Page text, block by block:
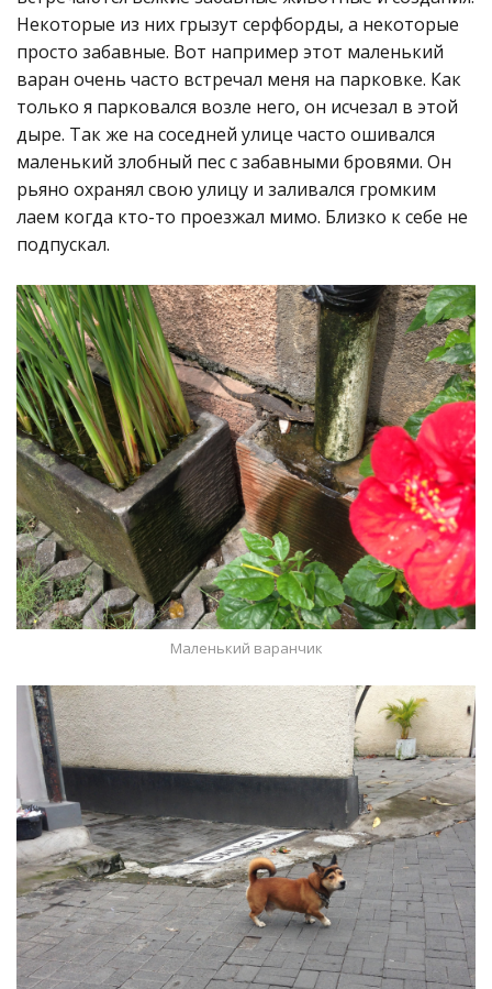
Некоторые из них грызут серфборды, а некоторые
просто забавные. Вот например этот маленький
варан очень часто встречал меня на парковке. Как
только я парковался возле него, он исчезал в этой
дыре. Так же на соседней улице часто ошивался
маленький злобный пес с забавными бровями. Он
рьяно охранял свою улицу и заливался громким
лаем когда кто-то проезжал мимо. Близко к себе не
подпускал.
Маленький варанчик